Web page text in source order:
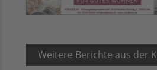
Weitere Berichte aus der